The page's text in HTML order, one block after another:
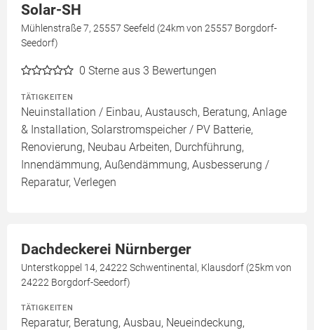
Solar-SH
Mühlenstraße 7, 25557 Seefeld (24km von 25557 Borgdorf-
Seedorf)
0 Sterne aus 3 Bewertungen
TÄTIGKEITEN
Neuinstallation / Einbau, Austausch, Beratung, Anlage
& Installation, Solarstromspeicher / PV Batterie,
Renovierung, Neubau Arbeiten, Durchführung,
Innendämmung, Außendämmung, Ausbesserung /
Reparatur, Verlegen
Dachdeckerei Nürnberger
Unterstkoppel 14, 24222 Schwentinental, Klausdorf (25km von
24222 Borgdorf-Seedorf)
TÄTIGKEITEN
Reparatur, Beratung, Ausbau, Neueindeckung,